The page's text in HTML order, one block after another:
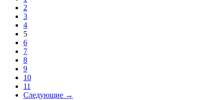
2
3
4
5
6
7
8
9
10
11
Следующие →